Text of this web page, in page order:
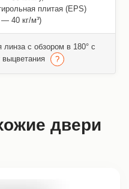
плитая (EPS)
— 40 кг/м³)
линза с обзором в 180° с
двери